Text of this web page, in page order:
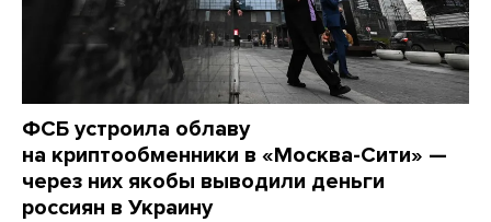
ФСБ устроила облаву
на криптообменники в «Москва-Сити» —
через них якобы выводили деньги
россиян в Украину